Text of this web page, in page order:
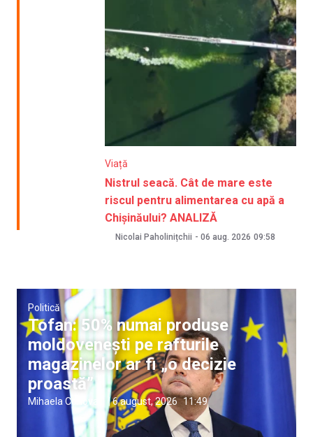
Viață
Nistrul seacă. Cât de mare este
riscul pentru alimentarea cu apă a
Chișinăului? ANALIZĂ
Nicolai Paholinițchii - 06 aug. 2026 09:58
Politică
Tofan: 50% numai produse
moldovenești pe rafturile
magazinelor ar fi „o decizie
proastă”
Mihaela Conovali |6 august, 2026 11:49